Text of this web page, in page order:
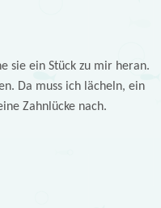
sie ein Stück zu mir heran.
Da muss ich lächeln, ein
Zahnlücke nach.